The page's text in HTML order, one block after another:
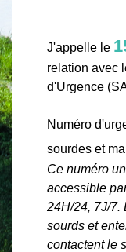
J'appelle le
relation avec
d'Urgence
Numéro
sourdes et
Ce numéro
accessible
24H/24, 7J/7.
sourds et
contactent le